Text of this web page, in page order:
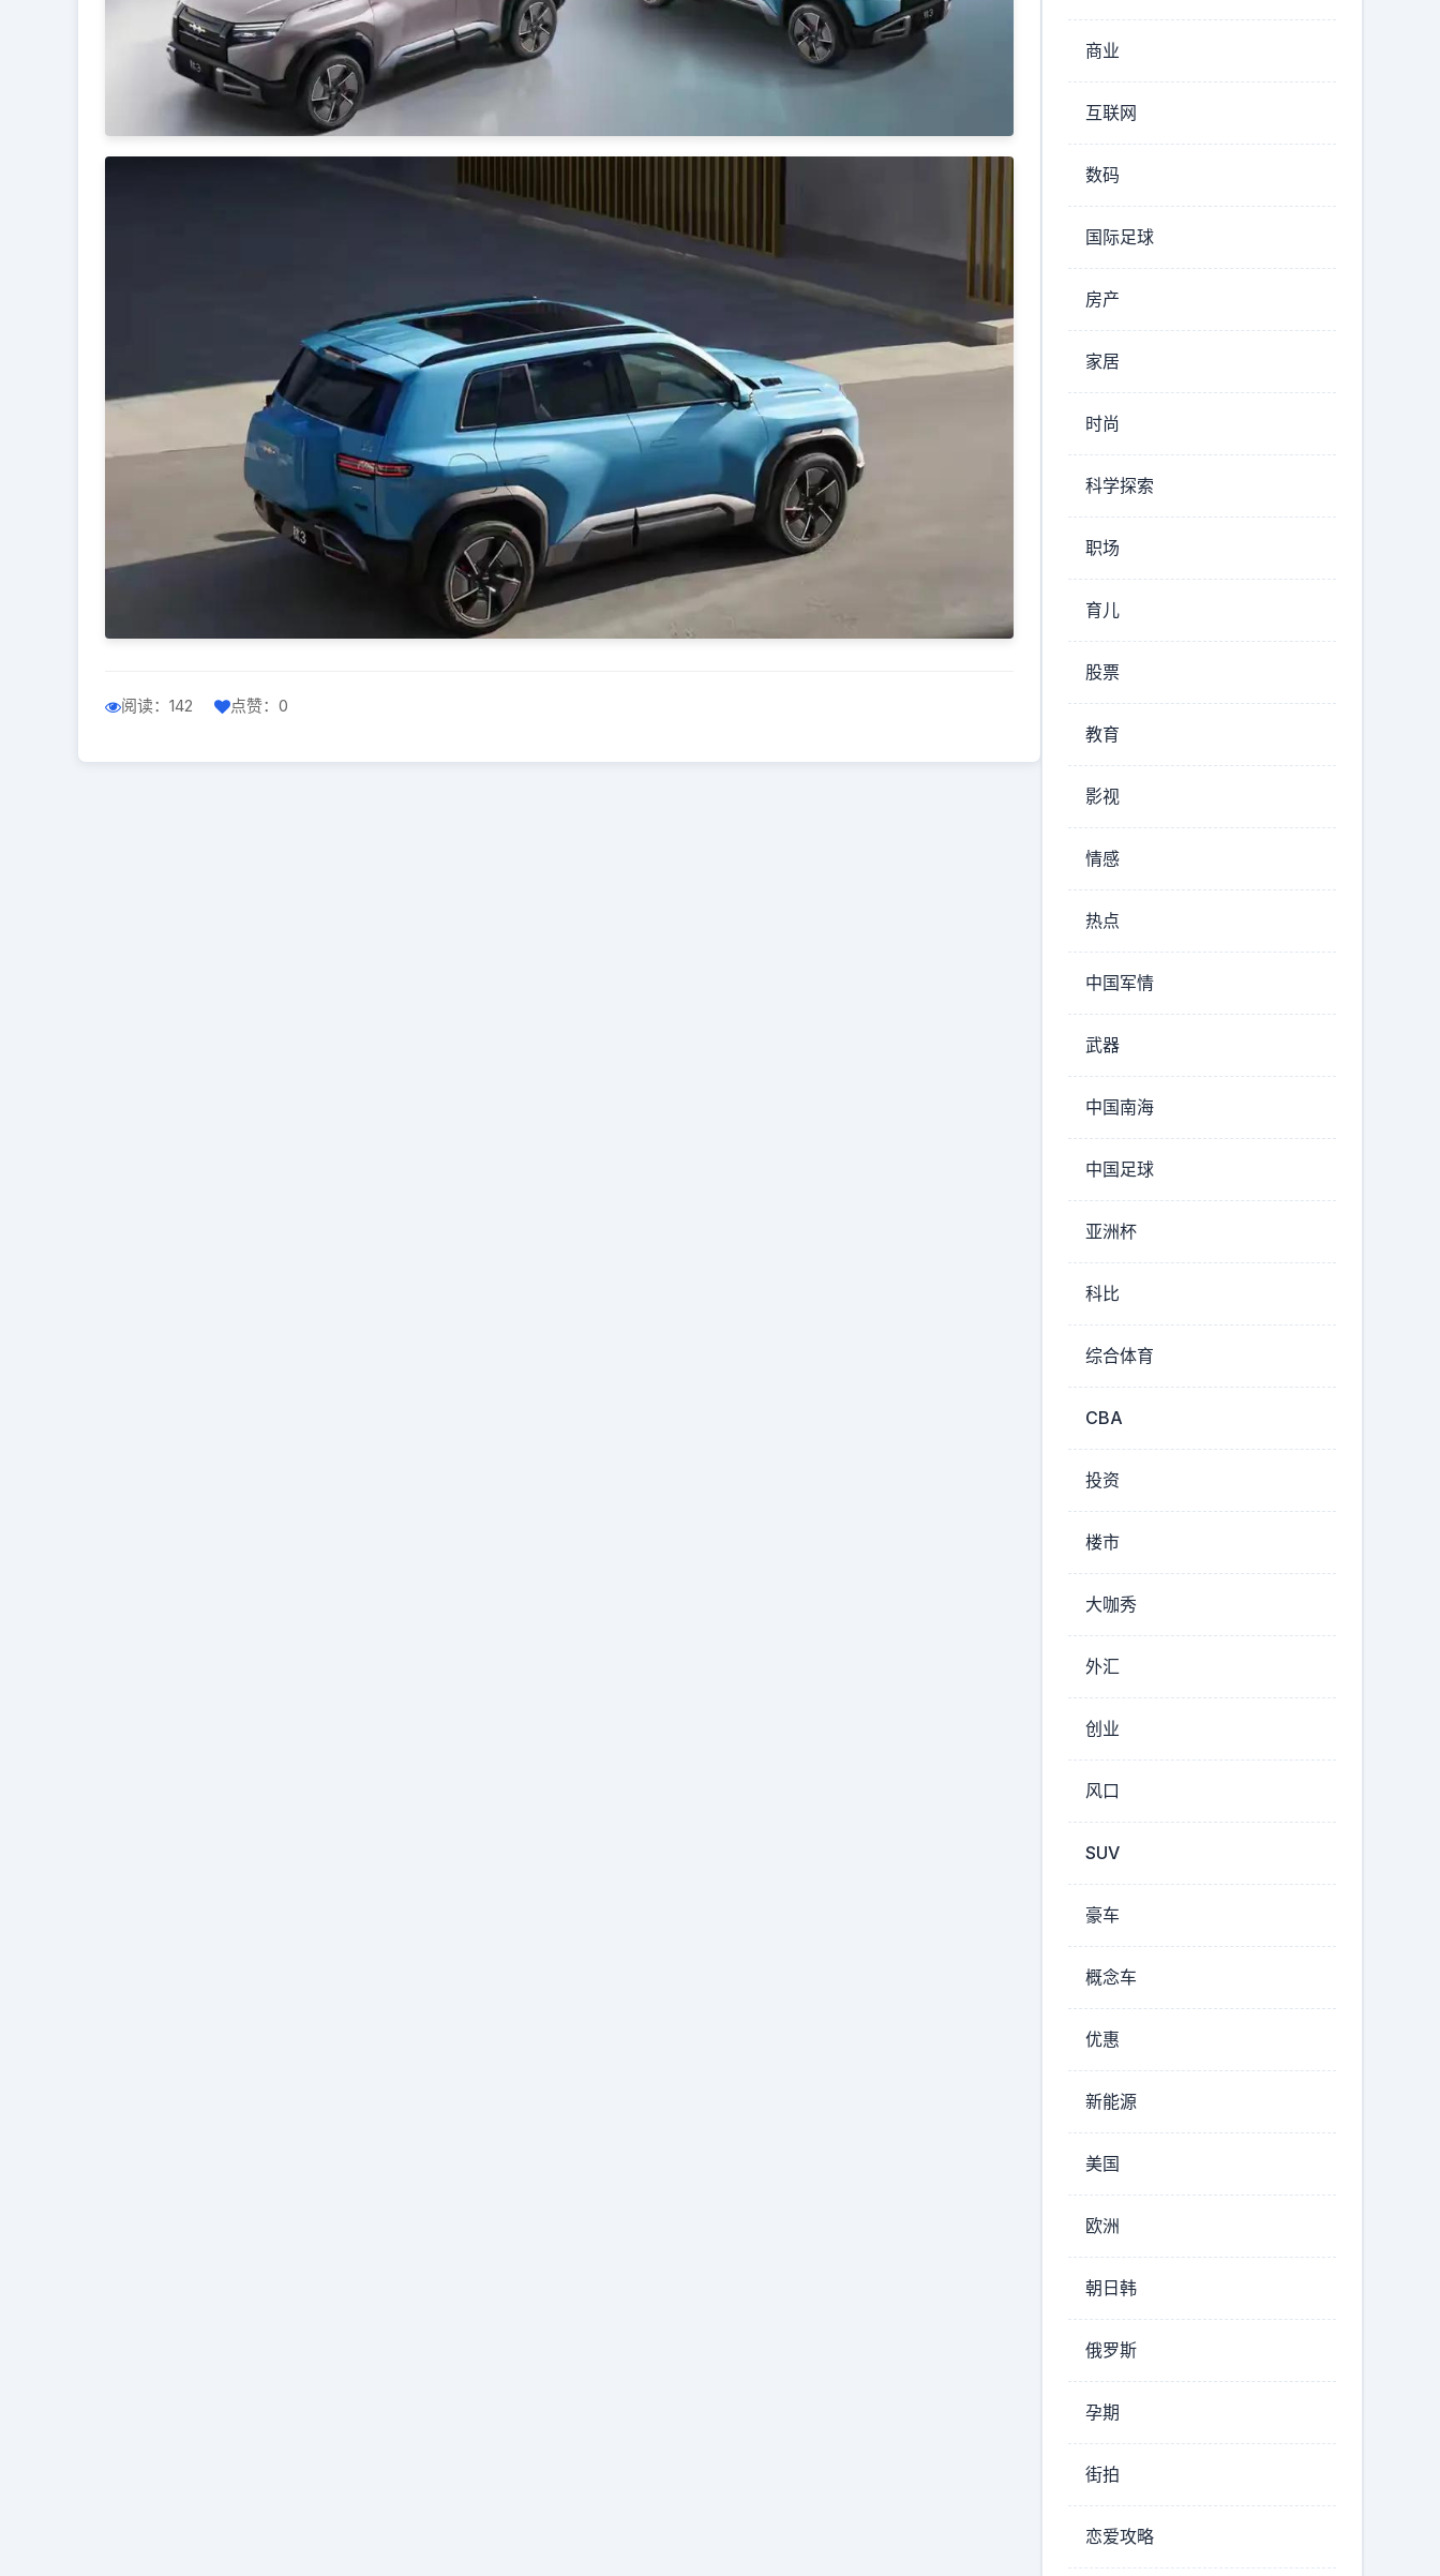
阅读：142 点赞：0
商业
互联网
数码
国际足球
房产
家居
时尚
科学探索
职场
育儿
股票
教育
影视
情感
热点
中国军情
武器
中国南海
中国足球
亚洲杯
科比
综合体育
CBA
投资
楼市
大咖秀
外汇
创业
风口
SUV
豪车
概念车
优惠
新能源
美国
欧洲
朝日韩
俄罗斯
孕期
街拍
恋爱攻略